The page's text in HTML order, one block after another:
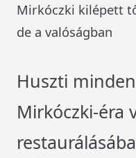
Mirkóczki kilépett
de a valóságban
Huszti
Mirkóczki-éra